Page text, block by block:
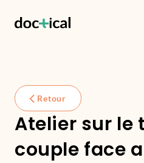
Retour
Atelier sur le
couple face